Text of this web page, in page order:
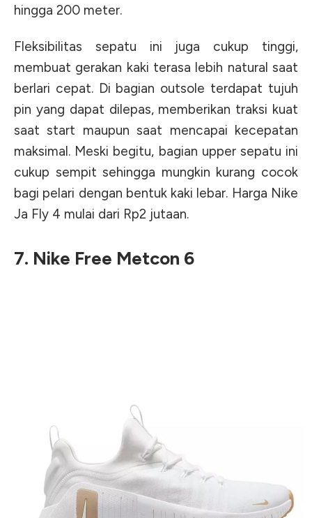
hingga 200 meter.
Fleksibilitas sepatu ini juga cukup tinggi,
membuat gerakan kaki terasa lebih natural saat
berlari cepat. Di bagian outsole terdapat tujuh
pin yang dapat dilepas, memberikan traksi kuat
saat start maupun saat mencapai kecepatan
maksimal. Meski begitu, bagian upper sepatu ini
cukup sempit sehingga mungkin kurang cocok
bagi pelari dengan bentuk kaki lebar. Harga Nike
Ja Fly 4 mulai dari Rp2 jutaan.
7. Nike Free Metcon 6